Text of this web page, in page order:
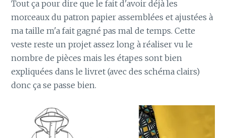
Tout ça pour dire que le fait d'avoir déjà les
morceaux du patron papier assemblées et ajustées à
ma taille m'a fait gagné pas mal de temps. Cette
veste reste un projet assez long à réaliser vu le
nombre de pièces mais les étapes sont bien
expliquées dans le livret (avec des schéma clairs)
donc ça se passe bien.